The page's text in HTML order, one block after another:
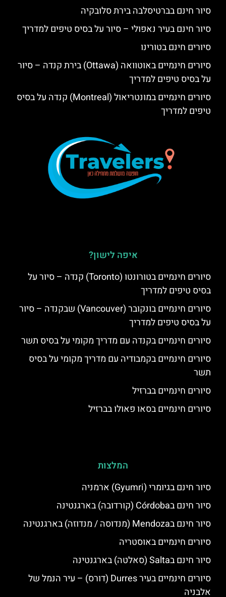
סיור חינם בברטיסלבה בירת סלובקיה
סיור חינם בעיר נאפולי – סיור על בסיס טיפים למדריך
סיורים חינם בטורינו
סיורים חינמיים באוטוואה (Ottawa) בירת קנדה – סיור
על בסיס טיפים למדריך
סיורים חינמיים במונטריאול (Montreal) קנדה על בסיס
טיפים למדריך
איפה לישון?
סיורים חינמיים בטורונטו (Toronto) קנדה – סיור על
בסיס טיפים למדריך
סיורים חינמיים בונקובר (Vancouver) שבקנדה – סיור
על בסיס טיפים למדריך
סיורים חינמיים בקנדה עם מדריך מקומי על בסיס תשר
סיורים חינמיים בקמבודיה עם מדריך מקומי על בסיס
תשר
סיורים חינמיים בברזיל
סיורים חינמיים בסאו פאולו בברזיל
המלצות
סיור חינם בגיומרי (Gyumri) ארמניה
סיור חינם בCórdoba (קורדובה) בארגנטינה
סיור חינם בMendoza (מנדוסה / מנדוזה) בארגנטינה
סיורים חינמיים באוסטריה
סיור חינם בSalta (סאלטה) בארגנטינה
סיורים חינמיים בעיר Durres (דורס) – עיר הנמל של
אלבניה